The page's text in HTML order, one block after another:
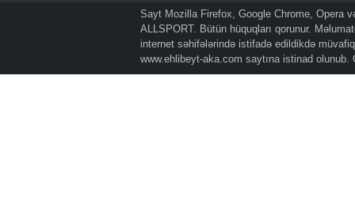
Sayt Mozilla Firefox, Google Chrome, Opera
ALLSPORT. Bütün hüquqları qorunur.
internet səhifələrində istifadə edildikdə
www.ehlibeyt-aka.com saytına istinad olunub.